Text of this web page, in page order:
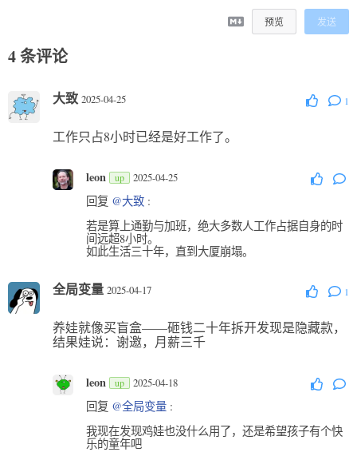
预览 发送
4条评论
大致 2025-04-25 1
工作只占8小时已经是好工作了。
leon up 2025-04-25
回复 @大致:
若是算上通勤与加班，绝大多数人工作占据自身的时
间远超8小时。
如此生活三十年，直到大厦崩塌。
全局变量 2025-04-17 1
养娃就像买盲盒——砸钱二十年拆开发现是隐藏款，
结果娃说：谢邀，月薪三千
leon up 2025-04-18
回复 @全局变量:
我现在发现鸡娃也没什么用了，还是希望孩子有个快
乐的童年吧